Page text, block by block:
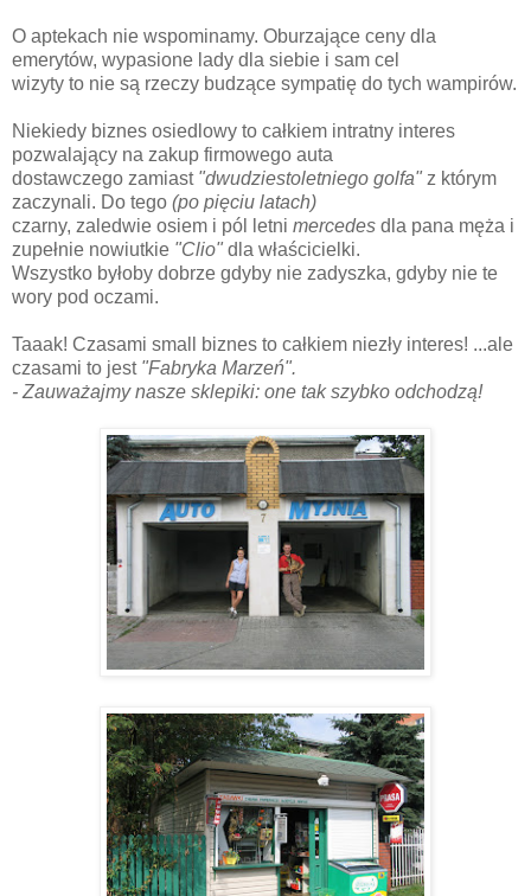
O aptekach nie wspominamy. Oburzające ceny dla
emerytów, wypasione lady dla siebie i sam cel
wizyty to nie są rzeczy budzące sympatię do tych wampirów.
Niekiedy biznes osiedlowy to całkiem intratny interes
pozwalający na zakup firmowego auta
dostawczego zamiast "dwudziestoletniego golfa" z którym
zaczynali. Do tego (po pięciu latach)
czarny, zaledwie osiem i pól letni mercedes dla pana męża i
zupełnie nowiutkie "Clio" dla właścicielki.
Wszystko byłoby dobrze gdyby nie zadyszka, gdyby nie te
wory pod oczami.
Taaak! Czasami small biznes to całkiem niezły interes! ...ale
czasami to jest "Fabryka Marzeń".
- Zauważajmy nasze sklepiki: one tak szybko odchodzą!